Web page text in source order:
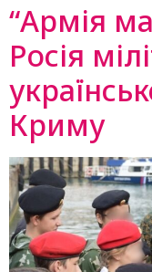
“Армія
Росія
Криму